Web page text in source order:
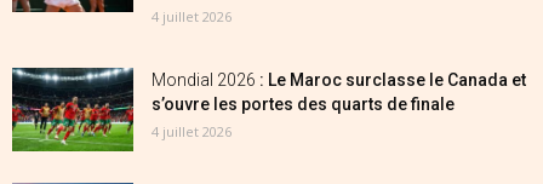
4 juillet 2026
Mondial 2026 : Le Maroc surclasse le Canada et
s’ouvre les portes des quarts de finale
4 juillet 2026